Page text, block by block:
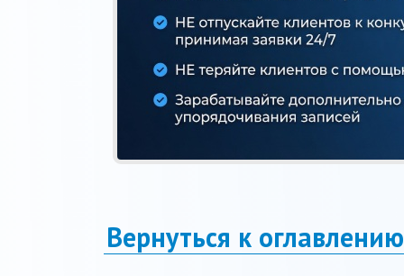
Вернуться к оглавлению